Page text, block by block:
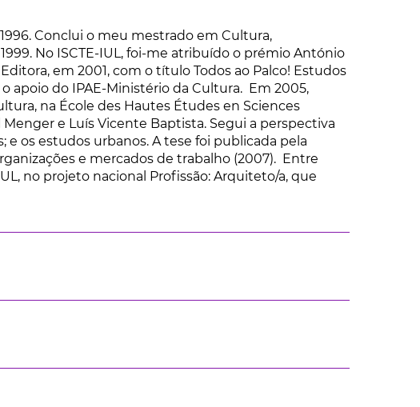
Conclui o meu mestrado em Cultura,
No ISCTE-IUL, foi-me atribuído o prémio António
em 2001, com o título Todos ao Palco! Estudos
apoio do IPAE-Ministério da Cultura. Em 2005,
na École des Hautes Études en Sciences
Menger e Luís Vicente Baptista. Segui a perspectiva
e os estudos urbanos. A tese foi publicada pela
e mercados de trabalho (2007). Entre
no projeto nacional Profissão: Arquiteto/a, que